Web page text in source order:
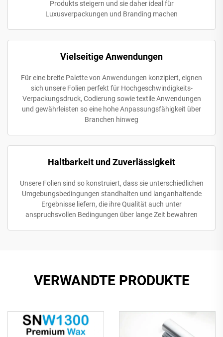
Produkts steigern und sie daher ideal für
Luxusverpackungen und Branding machen
Vielseitige Anwendungen
Für eine breite Palette von Anwendungen konzipiert, eignen
sich unsere Folien perfekt für Hochgeschwindigkeits-
Verpackungsdruck, Codierung sowie textile Anwendungen
und gewährleisten so eine hohe Anpassungsfähigkeit über
Branchen hinweg
Haltbarkeit und Zuverlässigkeit
Unsere Folien sind so konstruiert, dass sie unterschiedlichen
Umgebungsbedingungen standhalten und langanhaltende
Ergebnisse liefern, die ihre Qualität auch unter
anspruchsvollen Bedingungen über lange Zeit bewahren
VERWANDTE PRODUKTE